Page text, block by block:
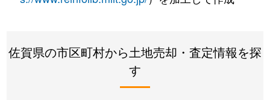
佐賀県の市区町村から土地売却・査定情報を探
す